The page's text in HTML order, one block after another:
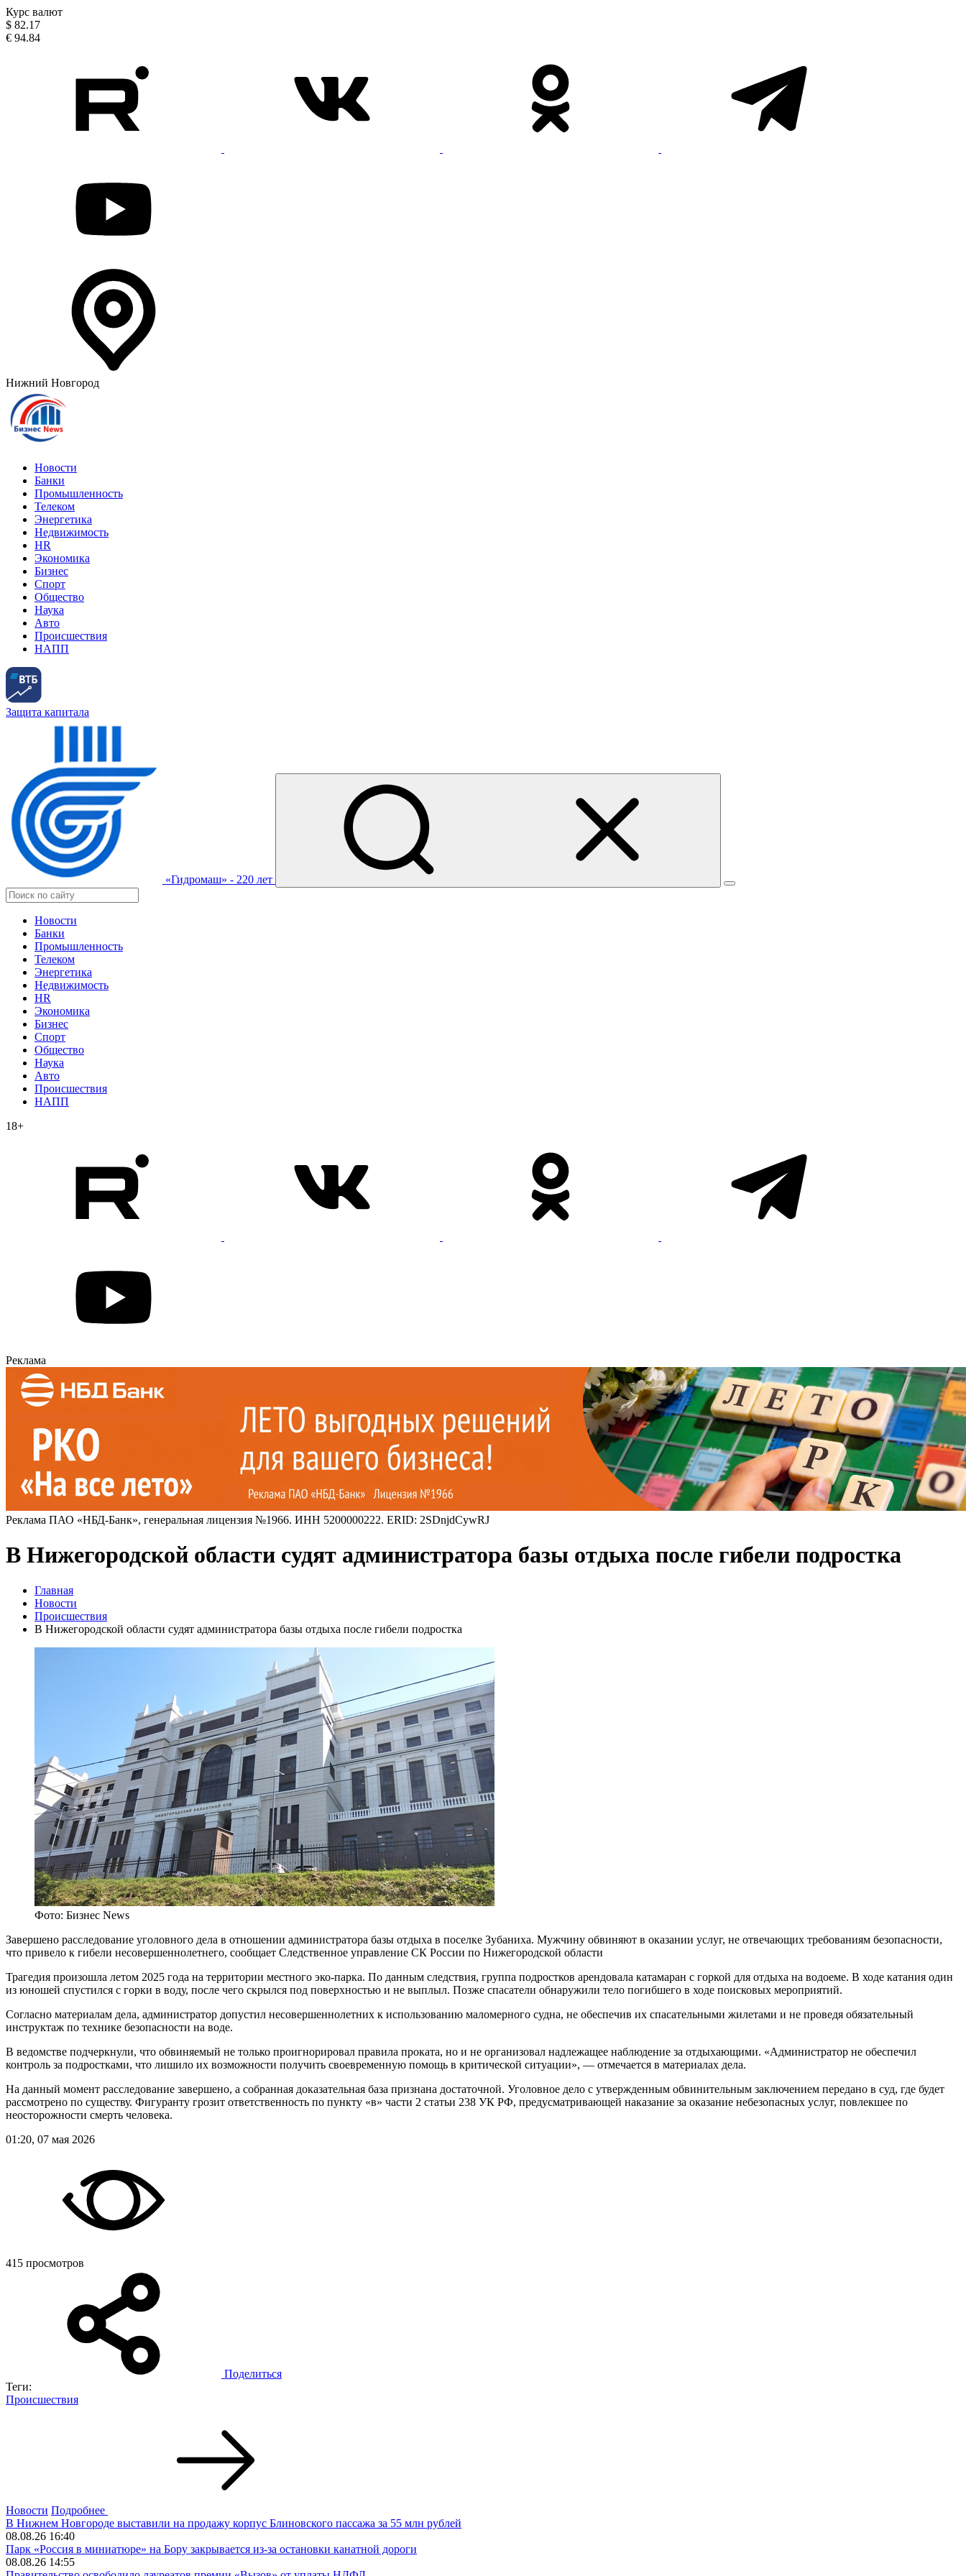
Курс валют
$ 82.17
€ 94.84
Нижний Новгород
Новости
Банки
Промышленность
Телеком
Энергетика
Недвижимость
HR
Экономика
Бизнес
Спорт
Общество
Наука
Авто
Происшествия
НАПП
Защита капитала
«Гидромаш» - 220 лет
Новости
Банки
Промышленность
Телеком
Энергетика
Недвижимость
HR
Экономика
Бизнес
Спорт
Общество
Наука
Авто
Происшествия
НАПП
18+
Реклама
Реклама ПАО «НБД-Банк», генеральная лицензия №1966. ИНН 5200000222. ERID: 2SDnjdCywRJ
В Нижегородской области судят администратора базы отдыха после гибели подростка
Главная
Новости
Происшествия
В Нижегородской области судят администратора базы отдыха после гибели подростка
Фото: Бизнес News
Завершено расследование уголовного дела в отношении администратора базы отдыха в поселке Зубаниха. Мужчину обвиняют в оказании услуг, не отвечающих требованиям безопасности,
что привело к гибели несовершеннолетнего, сообщает Следственное управление СК России по Нижегородской области
Трагедия произошла летом 2025 года на территории местного эко-парка. По данным следствия, группа подростков арендовала катамаран с горкой для отдыха на водоеме. В ходе катания один
из юношей спустился с горки в воду, после чего скрылся под поверхностью и не выплыл. Позже спасатели обнаружили тело погибшего в ходе поисковых мероприятий.
Согласно материалам дела, администратор допустил несовершеннолетних к использованию маломерного судна, не обеспечив их спасательными жилетами и не проведя обязательный
инструктаж по технике безопасности на воде.
В ведомстве подчеркнули, что обвиняемый не только проигнорировал правила проката, но и не организовал надлежащее наблюдение за отдыхающими. «Администратор не обеспечил
контроль за подростками, что лишило их возможности получить своевременную помощь в критической ситуации», — отмечается в материалах дела.
На данный момент расследование завершено, а собранная доказательная база признана достаточной. Уголовное дело с утвержденным обвинительным заключением передано в суд, где будет
рассмотрено по существу. Фигуранту грозит ответственность по пункту «в» части 2 статьи 238 УК РФ, предусматривающей наказание за оказание небезопасных услуг, повлекшее по
неосторожности смерть человека.
01:20, 07 мая 2026
415 просмотров
Поделиться
Теги:
Происшествия
Новости Подробнее
В Нижнем Новгороде выставили на продажу корпус Блиновского пассажа за 55 млн рублей
08.08.26 16:40
Парк «Россия в миниатюре» на Бору закрывается из-за остановки канатной дороги
08.08.26 14:55